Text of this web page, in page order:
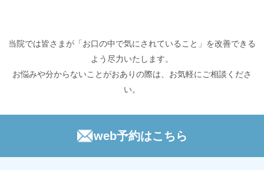
当院では皆さまが「お口の中で気にされていること」を改善できる
よう尽力いたします。
お悩みや分からないことがおありの際は、お気軽にご相談くださ
い。
web予約はこちら